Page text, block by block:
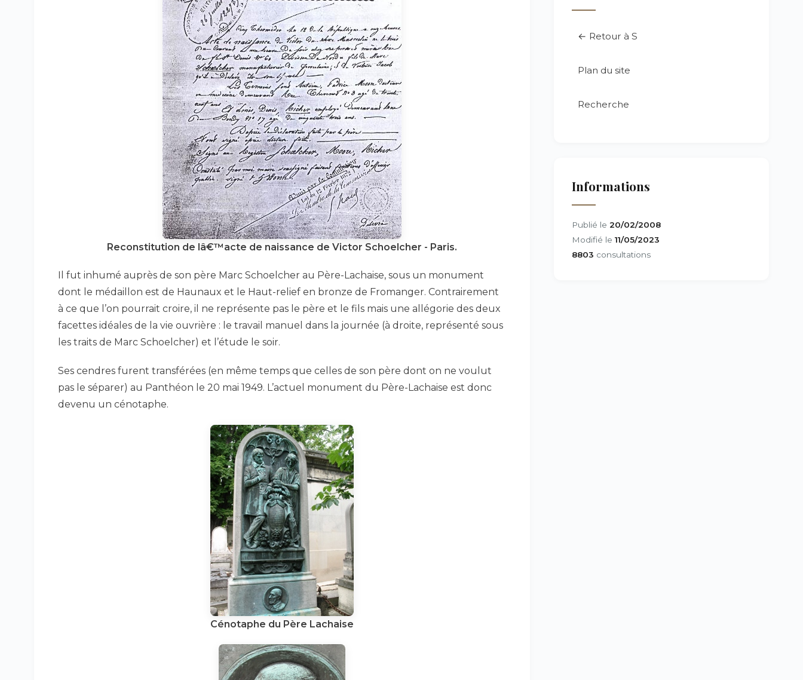
Reconstitution de lâ€™acte de naissance de Victor Schoelcher - Paris.
Il fut inhumé auprès de son père Marc Schoelcher au Père-Lachaise, sous un monument
dont le médaillon est de Haunaux et le Haut-relief en bronze de Fromanger. Contrairement
à ce que l’on pourrait croire, il ne représente pas le père et le fils mais une allégorie des deux
facettes idéales de la vie ouvrière : le travail manuel dans la journée (à droite, représenté sous
les traits de Marc Schoelcher) et l’étude le soir.
Ses cendres furent transférées (en même temps que celles de son père dont on ne voulut
pas le séparer) au Panthéon le 20 mai 1949. L’actuel monument du Père-Lachaise est donc
devenu un cénotaphe.
Cénotaphe du Père Lachaise
← Retour à S
Plan du site
Recherche
Informations
Publié le 20/02/2008
Modifié le 11/05/2023
8803 consultations